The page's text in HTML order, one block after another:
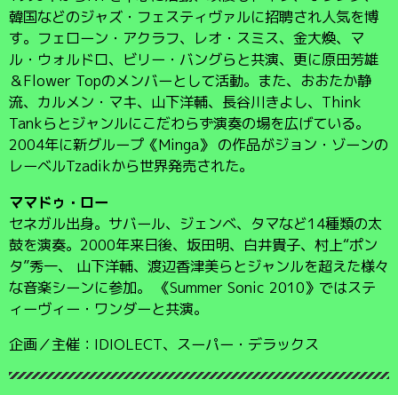
韓国などのジャズ・フェスティヴァルに招聘され人気を博
す。フェローン・アクラフ、レオ・スミス、金大煥、マ
ル・ウォルドロ、ビリー・バングらと共演、更に原田芳雄
＆Flower Topのメンバーとして活動。また、おおたか静
流、カルメン・マキ、山下洋輔、長谷川きよし、Think
Tankらとジャンルにこだわらず演奏の場を広げている。
2004年に新グループ《Minga》 の作品がジョン・ゾーンの
レーベルTzadikから世界発売された。
ママドゥ・ロー
セネガル出身。サバール、ジェンベ、タマなど14種類の太
鼓を演奏。2000年来日後、坂田明、白井貴子、村上“ポン
タ”秀一、 山下洋輔、渡辺香津美らとジャンルを超えた様々
な音楽シーンに参加。 《Summer Sonic 2010》ではステ
ィーヴィー・ワンダーと共演。
企画／主催：IDIOLECT、スーパー・デラックス